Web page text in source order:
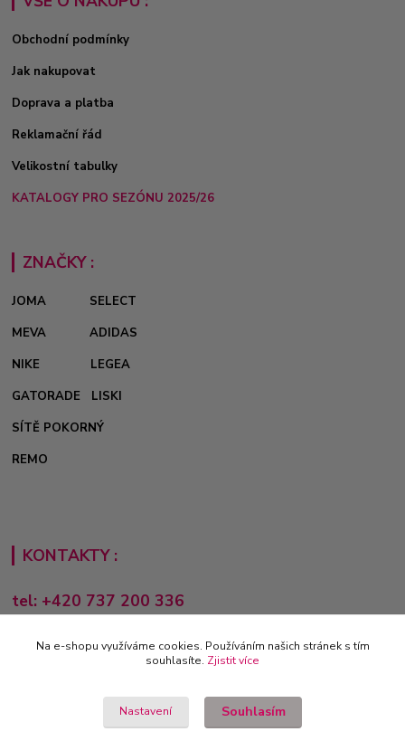
Obchodní podmínky
Jak nakupovat
Doprava a platba
Reklamační řád
Velikostní tabulky
KATALOGY PRO SEZÓNU 2025/26
ZNAČKY :
JOMA
SELECT
MEVA
ADIDAS
NIKE
LEGEA
GATORADE
LISKI
SÍTĚ POKORNÝ
REMO
KONTAKTY :
tel: +420 737 200 336
Pondělí-Pátek: 8 - 17 hodin
obchod@e-sporting.cz
Na e-shopu využíváme cookies. Používáním našich stránek s tím
souhlasíte. Zjistit více
Nastavení Souhlasím